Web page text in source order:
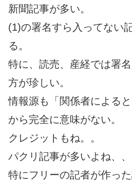
新聞記事が多い。
(1)の署名すら入ってない
る。
特に、読売、産経では署
方が珍しい。
情報源も「関係者による
から完全に意味がない。
クレジットもね。。
パクリ記事が多いよね、、
特にフリーの記者が作っ